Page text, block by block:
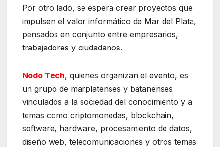
Por otro lado, se espera crear proyectos que
impulsen el valor informático de Mar del Plata,
pensados en conjunto entre empresarios,
trabajadores y ciudadanos.
Nodo Tech, quienes organizan el evento, es
un grupo de marplatenses y batanenses
vinculados a la sociedad del conocimiento y a
temas como criptomonedas, blockchain,
software, hardware, procesamiento de datos,
diseño web, telecomunicaciones y otros temas